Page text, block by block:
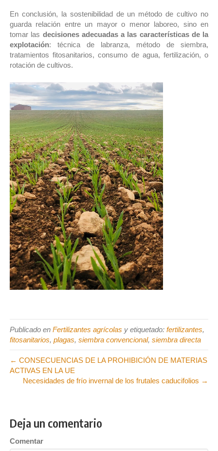
En conclusión, la sostenibilidad de un método de cultivo no
guarda relación entre un mayor o menor laboreo, sino en
tomar las decisiones adecuadas a las características de la
explotación: técnica de labranza, método de siembra,
tratamientos fitosanitarios, consumo de agua, fertilización, o
rotación de cultivos.
Publicado en Fertilizantes agrícolas y etiquetado: fertilizantes,
fitosanitarios, plagas, siembra convencional, siembra directa
← CONSECUENCIAS DE LA PROHIBICIÓN DE MATERIAS
ACTIVAS EN LA UE
Necesidades de frío invernal de los frutales caducifolios →
Deja un comentario
Comentar